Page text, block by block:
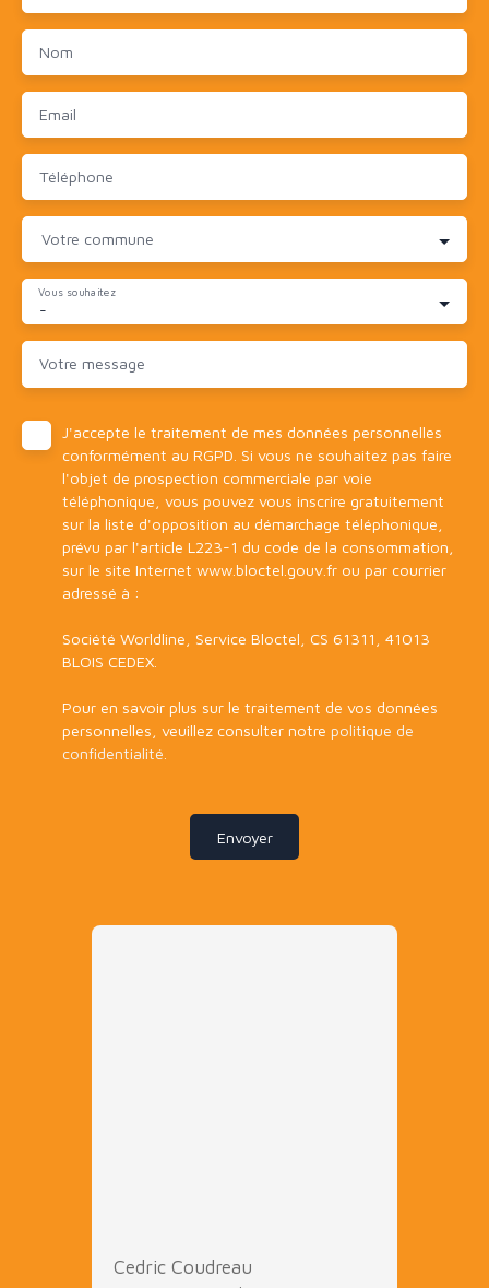
Nom
Email
Téléphone
Votre commune
-
Vous souhaitez
Votre message
J'accepte le traitement de mes données personnelles
conformément au RGPD. Si vous ne souhaitez pas faire
l'objet de prospection commerciale par voie
téléphonique, vous pouvez vous inscrire gratuitement
sur la liste d'opposition au démarchage téléphonique,
prévu par l'article L223-1 du code de la consommation,
sur le site Internet www.bloctel.gouv.fr ou par courrier
adressé à :
Société Worldline, Service Bloctel, CS 61311, 41013
BLOIS CEDEX.
Pour en savoir plus sur le traitement de vos données
personnelles, veuillez consulter notre politique de
confidentialité
Envoyer
Cedric Coudreau